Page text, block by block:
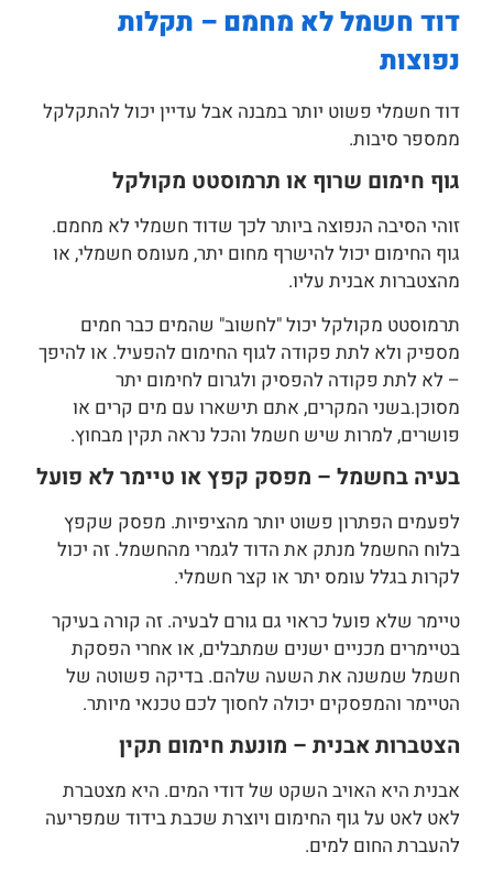
דוד חשמל לא מחמם – תקלות
נפוצות
דוד חשמלי פשוט יותר במבנה אבל עדיין יכול להתקלקל
ממספר סיבות.
גוף חימום שרוף או תרמוסטט מקולקל
זוהי הסיבה הנפוצה ביותר לכך שדוד חשמלי לא מחמם.
גוף החימום יכול להישרף מחום יתר, מעומס חשמלי, או
מהצטברות אבנית עליו.
תרמוסטט מקולקל יכול "לחשוב" שהמים כבר חמים
מספיק ולא לתת פקודה לגוף החימום להפעיל. או להיפך
– לא לתת פקודה להפסיק ולגרום לחימום יתר
מסוכן.בשני המקרים, אתם תישארו עם מים קרים או
פושרים, למרות שיש חשמל והכל נראה תקין מבחוץ.
בעיה בחשמל – מפסק קפץ או טיימר לא פועל
לפעמים הפתרון פשוט יותר מהציפיות. מפסק שקפץ
בלוח החשמל מנתק את הדוד לגמרי מהחשמל. זה יכול
לקרות בגלל עומס יתר או קצר חשמלי.
טיימר שלא פועל כראוי גם גורם לבעיה. זה קורה בעיקר
בטיימרים מכניים ישנים שמתבלים, או אחרי הפסקת
חשמל שמשנה את השעה שלהם. בדיקה פשוטה של
הטיימר והמפסקים יכולה לחסוך לכם טכנאי מיותר.
הצטברות אבנית – מונעת חימום תקין
אבנית היא האויב השקט של דודי המים. היא מצטברת
לאט לאט על גוף החימום ויוצרת שכבת בידוד שמפריעה
להעברת החום למים.